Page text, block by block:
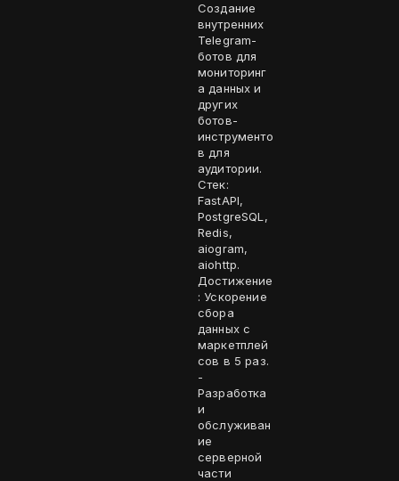
Создание
внутренних
Telegram-
ботов для
мониторинг
а данных и
других
ботов-
инструменто
в для
аудитории.
Стек:
FastAPI,
PostgreSQL,
Redis,
aiogram,
aiohttp.
Достижение
: Ускорение
сбора
данных с
маркетплей
сов в 5 раз.
-
Разработка
и
обслуживан
ие
серверной
части